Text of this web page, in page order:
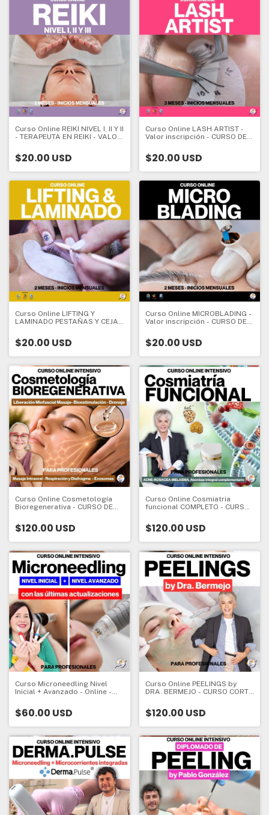
Curso Online REIKI NIVEL I, II Y II
- TERAPEUTA EN REIKI - VALOR
INICIO - 2 meses - Valor
Inscripción:
$20.00 USD
Curso Online LASH ARTIST -
Valor inscripción - CURSO DE
Inscripción:
$20.00 USD
Curso Online LIFTING Y
LAMINADO PESTAÑAS Y CEJAS
Valor Inscripción:
$20.00 USD
Curso Online MICROBLADING -
Valor inscripción - CURSO DE
Inscripción:
$20.00 USD
Curso Online Cosmetología
Bioregenerativa - CURSO DE
PROFESIONAL
$120.00 USD
Curso Online Cosmiatria
funcional COMPLETO - CURSO
PROFESIONAL
$120.00 USD
Curso Microneedling Nivel
Inicial + Avanzado - Online -
ACTUALIZACION
PROFESIONAL
$60.00 USD
Curso Online PEELINGS by
DRA. BERMEJO - CURSO CORTO
PROFESIONAL
$120.00 USD